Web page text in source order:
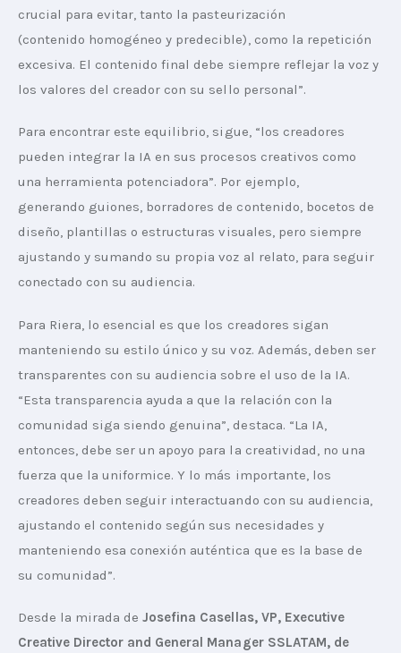
crucial para evitar, tanto la pasteurización
(contenido homogéneo y predecible), como la repetición
excesiva. El contenido final debe siempre reflejar la voz y
los valores del creador con su sello personal”.
Para encontrar este equilibrio, sigue, “los creadores
pueden integrar la IA en sus procesos creativos como
una herramienta potenciadora”. Por ejemplo,
generando guiones, borradores de contenido, bocetos de
diseño, plantillas o estructuras visuales, pero siempre
ajustando y sumando su propia voz al relato, para seguir
conectado con su audiencia.
Para Riera, lo esencial es que los creadores sigan
manteniendo su estilo único y su voz. Además, deben ser
transparentes con su audiencia sobre el uso de la IA.
“Esta transparencia ayuda a que la relación con la
comunidad siga siendo genuina”, destaca. “La IA,
entonces, debe ser un apoyo para la creatividad, no una
fuerza que la uniformice. Y lo más importante, los
creadores deben seguir interactuando con su audiencia,
ajustando el contenido según sus necesidades y
manteniendo esa conexión auténtica que es la base de
su comunidad”.
Desde la mirada de Josefina Casellas, VP, Executive
Creative Director and General Manager SSLATAM, de